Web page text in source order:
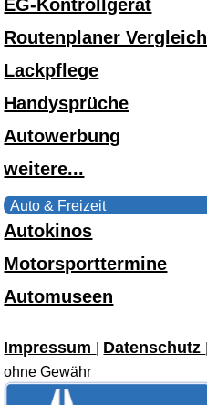
EG-Kontrollgerät
Routenplaner Vergleich
Lackpflege
Handysprüche
Autowerbung
weitere...
Auto & Freizeit
Autokinos
Motorsporttermine
Automuseen
Impressum Datenschutz
ohne Gewähr